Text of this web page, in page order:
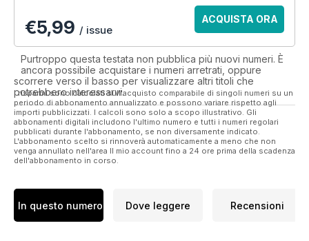
€5,99 / issue
ACQUISTA ORA
Purtroppo questa testata non pubblica più nuovi numeri. È
ancora possibile acquistare i numeri arretrati, oppure
scorrere verso il basso per visualizzare altri titoli che
potrebbero interessarvi.
I risparmi sono calcolati sull'acquisto comparabile di singoli numeri su un
periodo di abbonamento annualizzato e possono variare rispetto agli
importi pubblicizzati. I calcoli sono solo a scopo illustrativo. Gli
abbonamenti digitali includono l'ultimo numero e tutti i numeri regolari
pubblicati durante l'abbonamento, se non diversamente indicato.
L'abbonamento scelto si rinnoverà automaticamente a meno che non
venga annullato nell'area Il mio account fino a 24 ore prima della scadenza
dell'abbonamento in corso.
In questo numero Dove leggere Recensioni